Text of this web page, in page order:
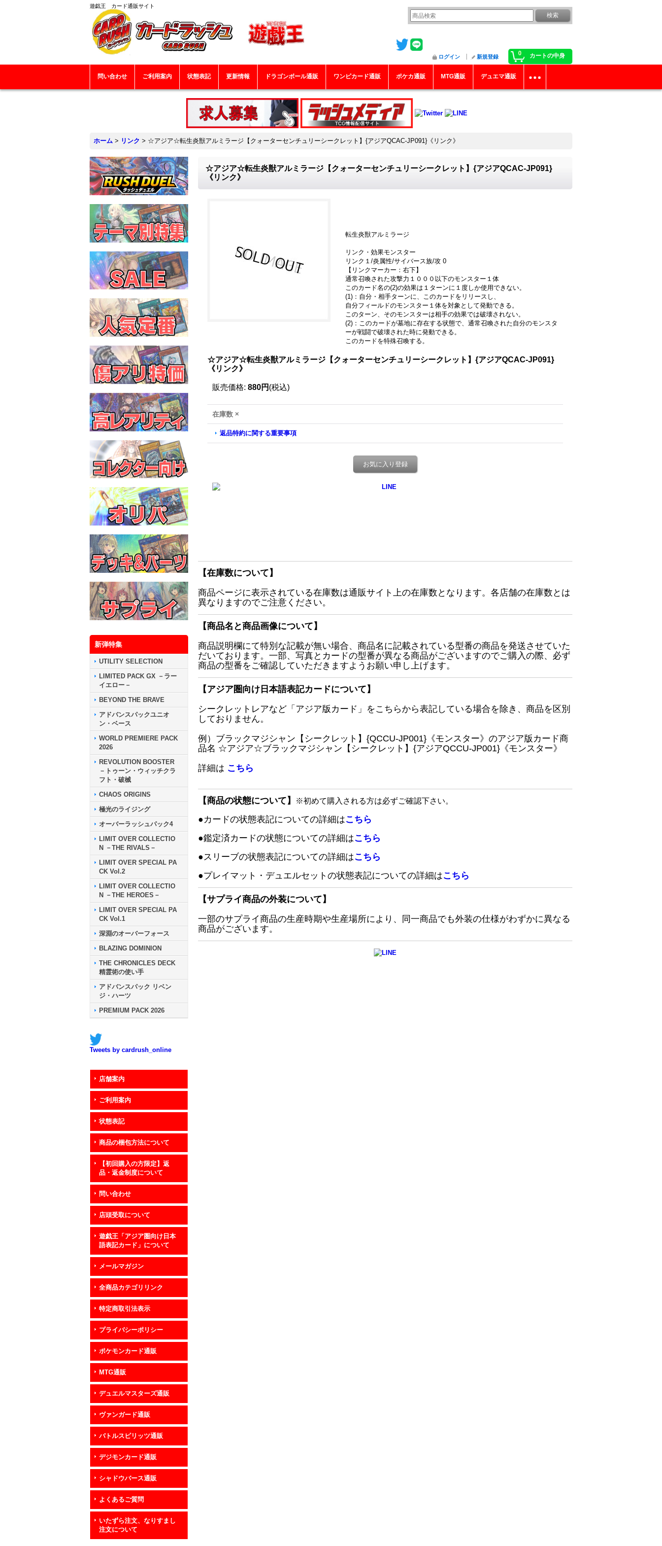
遊戯王 カード通販サイト
0 カートの中身
ログイン 新規登録
問い合わせ ご利用案内 状態表記 更新情報 ドラゴンボール通販 ワンピカード通販 ポケカ通販 MTG通販 デュエマ通販
ホーム > リンク > ☆アジア☆転生炎獣アルミラージ【クォーターセンチュリーシークレット】{アジアQCAC-JP091}《リンク》
新弾特集
UTILITY SELECTION
LIMITED PACK GX －ラー
イエロー－
BEYOND THE BRAVE
アドバンスパックユニオ
ン・ベース
WORLD PREMIERE PACK
2026
REVOLUTION BOOSTER
－トゥーン・ウィッチクラ
フト・破械
CHAOS ORIGINS
極光のライジング
オーバーラッシュパック4
LIMIT OVER COLLECTIO
N －THE RIVALS－
LIMIT OVER SPECIAL PA
CK Vol.2
LIMIT OVER COLLECTIO
N －THE HEROES－
LIMIT OVER SPECIAL PA
CK Vol.1
深淵のオーバーフォース
BLAZING DOMINION
THE CHRONICLES DECK
精霊術の使い手
アドバンスパック リベン
ジ・ハーツ
PREMIUM PACK 2026
Tweets by cardrush_online
店舗案内
ご利用案内
状態表記
商品の梱包方法について
【初回購入の方限定】返
品・返金制度について
問い合わせ
店頭受取について
遊戯王「アジア圏向け日本
語表記カード」について
メールマガジン
全商品カテゴリリンク
特定商取引法表示
プライバシーポリシー
ポケモンカード通販
MTG通販
デュエルマスターズ通販
ヴァンガード通販
バトルスピリッツ通販
デジモンカード通販
シャドウバース通販
よくあるご質問
いたずら注文、なりすまし
注文について
☆アジア☆転生炎獣アルミラージ【クォーターセンチュリーシークレット】{アジアQCAC-JP091}
《リンク》
転生炎獣アルミラージ
リンク・効果モンスター
リンク１/炎属性/サイバース族/攻 0
【リンクマーカー：右下】
通常召喚された攻撃力１０００以下のモンスター１体
このカード名の(2)の効果は１ターンに１度しか使用できない。
(1)：自分・相手ターンに、このカードをリリースし、
自分フィールドのモンスター１体を対象として発動できる。
このターン、そのモンスターは相手の効果では破壊されない。
(2)：このカードが墓地に存在する状態で、通常召喚された自分のモンスタ
ーが戦闘で破壊された時に発動できる。
このカードを特殊召喚する。
☆アジア☆転生炎獣アルミラージ【クォーターセンチュリーシークレット】{アジアQCAC-JP091}
《リンク》
販売価格: 880円 (税込)
在庫数 ×
返品特約に関する重要事項
お気に入り登録
【在庫数について】
商品ページに表示されている在庫数は通販サイト上の在庫数となります。各店舗の在庫数とは
異なりますのでご注意ください。
【商品名と商品画像について】
商品説明欄にて特別な記載が無い場合、商品名に記載されている型番の商品を発送させていた
だいております。一部、写真とカードの型番が異なる商品がございますのでご購入の際、必ず
商品の型番をご確認していただきますようお願い申し上げます。
【アジア圏向け日本語表記カードについて】
シークレットレアなど「アジア版カード」をこちらから表記している場合を除き、商品を区別
しておりません。
例）ブラックマジシャン【シークレット】{QCCU-JP001}《モンスター》のアジア版カード商
品名 ☆アジア☆ブラックマジシャン【シークレット】{アジアQCCU-JP001}《モンスター》
詳細は こちら
【商品の状態について】 ※初めて購入される方は必ずご確認下さい。
●カードの状態表記についての詳細はこちら
●鑑定済カードの状態についての詳細はこちら
●スリーブの状態表記についての詳細はこちら
●プレイマット・デュエルセットの状態表記についての詳細はこちら
【サプライ商品の外装について】
一部のサプライ商品の生産時期や生産場所により、同一商品でも外装の仕様がわずかに異なる
商品がございます。